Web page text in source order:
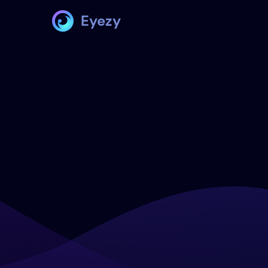
Eyezy